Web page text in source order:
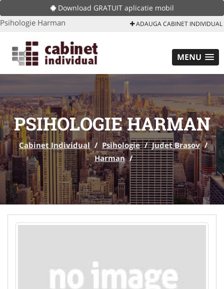
Download GRATUIT aplicatie mobil
Psihologie Harman ADAUGA CABINET INDIVIDUAL
MENU
PSIHOLOGIE HARMAN
Cabinet Individual / Psihologie / Judet Brasov /
Harman /